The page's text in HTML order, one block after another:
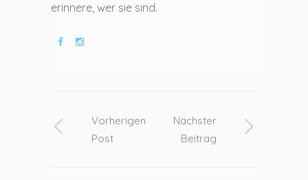
erinnere, wer sie sind.
Vorherigen
Post
Nächster
Beitrag